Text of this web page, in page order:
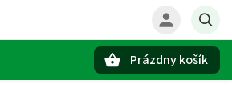
Prázdny košík